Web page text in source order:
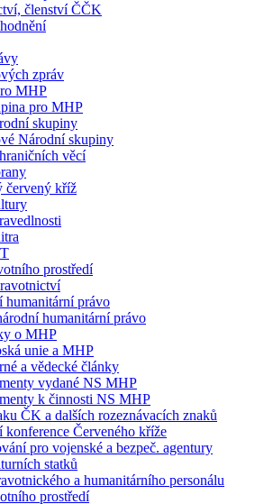
členství ČČK
zpráv
MHP
pro MHP
skupiny
Národní skupiny
věcí
červený kříž
prostředí
humanitární právo
humanitární právo
o MHP
unie a MHP
a vědecké články
vydané NS MHP
k činnosti NS MHP
ČK a dalších rozeznávacích znaků
konference Červeného kříže
pro vojenské a bezpeč. agentury
statků
a humanitárního personálu
prostředí